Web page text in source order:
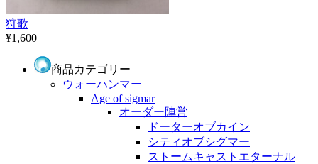
狩歌
¥1,600
商品カテゴリー
ウォーハンマー
Age of sigmar
オーダー陣営
ドーターオブカイン
シティオブシグマー
ストームキャストエターナル